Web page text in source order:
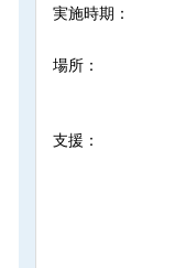
実施時期：
場所：
支援：